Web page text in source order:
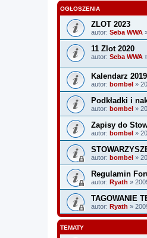
OGŁOSZENIA
ZLOT 2023
autor: Seba WWA
11 Zlot 2020
autor: Seba WWA
Kalendarz 2019
autor: bombel »
Podkładki i
autor: bombel »
Zapisy do
autor: bombel »
autor: bombel »
Regulamin
autor: Ryath »
TAGOWANIE
autor: Ryath »
TEMATY